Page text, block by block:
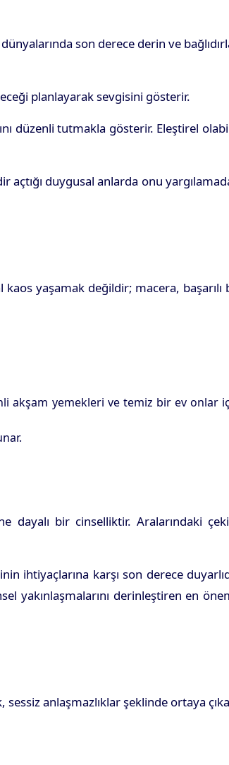
son derece derin ve
planlayarak sevgisini gösterir.
düzenli tutmakla gösterir. Eleştirel
açtığı duygusal anlarda onu
yaşamak değildir; macera, başarılı
akşam yemekleri ve temiz bir ev onlar
dayalı bir cinselliktir. Aralarındaki
ihtiyaçlarına karşı son derece
yakınlaşmalarını derinleştiren en
anlaşmazlıklar şeklinde ortaya